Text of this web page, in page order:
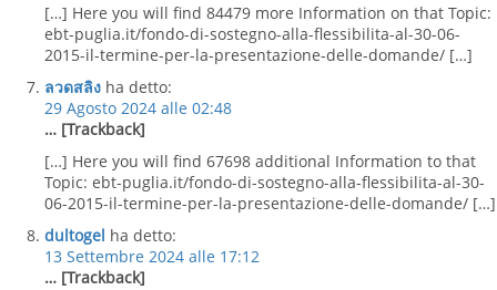
[…] Here you will find 84479 more Information on that Topic:
ebt-puglia.it/fondo-di-sostegno-alla-flessibilita-al-30-06-
2015-il-termine-per-la-presentazione-delle-domande/ […]
ลวดสลิง ha detto:
29 Agosto 2024 alle 02:48
… [Trackback]
[…] Here you will find 67698 additional Information to that
Topic: ebt-puglia.it/fondo-di-sostegno-alla-flessibilita-al-30-
06-2015-il-termine-per-la-presentazione-delle-domande/ […]
dultogel ha detto:
13 Settembre 2024 alle 17:12
… [Trackback]